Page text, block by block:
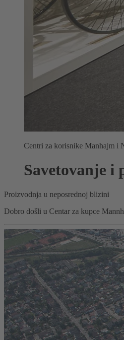
Centri za korisnike Manhajm i
Savetovanje i
Proizvodnja u neposrednoj blizini
Dobro došli u Centar za kupce